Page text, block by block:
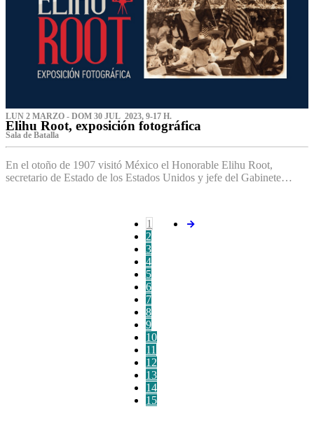
LUN 2 MARZO - DOM 30 JUL 2023, 9-17 H.
Elihu Root, exposición fotográfica
Sala de Batalla
En el otoño de 1907 visitó México el Honorable Elihu Root,
secretario de Estado de los Estados Unidos y jefe del Gabinete…
1
2
3
4
5
6
7
8
9
10
11
12
13
14
15